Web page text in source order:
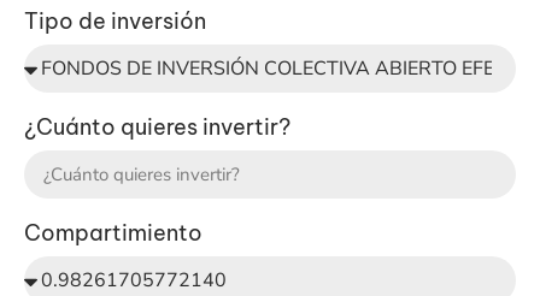
Tipo de inversión
¿Cuánto quieres invertir?
Compartimiento